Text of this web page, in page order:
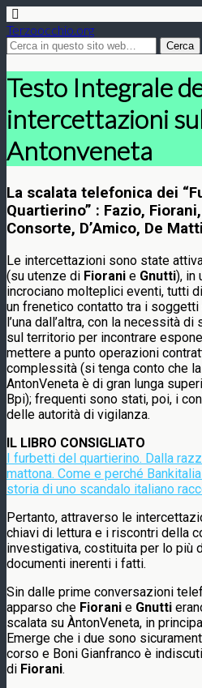
Terzoocchio.org
Testo Integrale
intercettazioni
Antonveneta
La scalata telefonica dei
Quartierino” : Fazio,
Consorte, D’Amico, De
Le intercettazioni sono state
(su utenze di Fiorani e Gnutti), in
incrociano molteplici eventi, tutti
un frenetico contatto tra i
l’una dall’altra, con la necessità
sul territorio per incontrare
mettere a punto operazioni
complessità (si tenga conto che
AntonVeneta è di gran lunga
Bpi); frequenti sono stati, poi, i
delle autorità di vigilanza.
IL LIBRO CONSIGLIATO
I furbetti del quartierino. Dalla
mattona. Come e perché
storia di uno scandalo italiano
Pertanto, attraverso le
chiavi di lettura e i riscontri della
investigativa, costituita per lo più
documenti inerenti i fatti.
Sin dalle prime conversazioni
apparso che Fiorani e Gnutti
scalata su ÀntonVeneta, in
Emerge che i due sono
corso e Boni Gianfranco è
di Fiorani.